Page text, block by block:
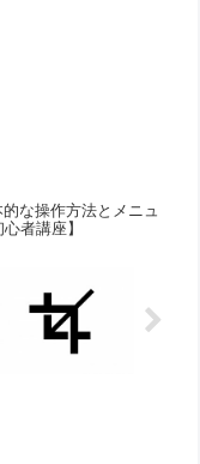
的な操作方法とメニュ
者講座】